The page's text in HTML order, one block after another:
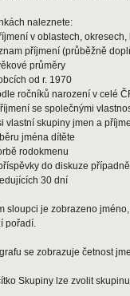
naleznete:
v oblastech,
příjmení (průběžně
průměry
od r. 1970
ročníků narození v celé
se společnými
vlastní skupiny jmen a
jména dítěte
rodokmenu
do diskuze
30 dní
sloupci je zobrazeno
pořadí.
se zobrazuje četnost
Skupiny lze zvolit